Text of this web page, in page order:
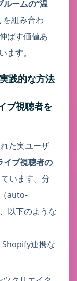
ームの“温
を組み合わ
ばす価値あ
ます。
践的な方法
ブ視聴者を
た実ユーザ
ブ視聴者の
います。分
auto-
以下のような
Shopify連携な